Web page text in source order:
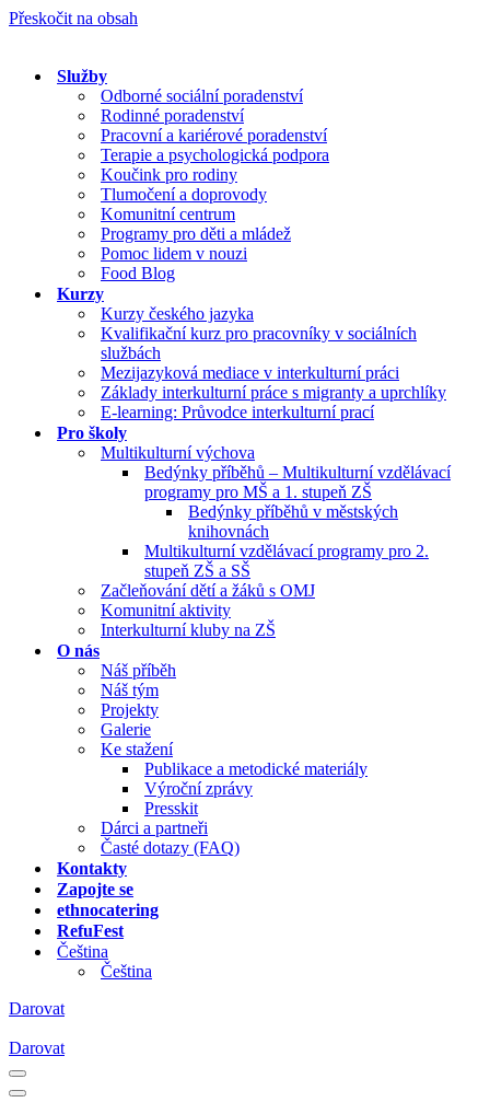
Přeskočit na obsah
Služby
Odborné sociální poradenství
Rodinné poradenství
Pracovní a kariérové poradenství
Terapie a psychologická podpora
Koučink pro rodiny
Tlumočení a doprovody
Komunitní centrum
Programy pro děti a mládež
Pomoc lidem v nouzi
Food Blog
Kurzy
Kurzy českého jazyka
Kvalifikační kurz pro pracovníky v sociálních
službách
Mezijazyková mediace v interkulturní práci
Základy interkulturní práce s migranty a uprchlíky
E-learning: Průvodce interkulturní prací
Pro školy
Multikulturní výchova
Bedýnky příběhů – Multikulturní vzdělávací
programy pro MŠ a 1. stupeň ZŠ
Bedýnky příběhů v městských
knihovnách
Multikulturní vzdělávací programy pro 2.
stupeň ZŠ a SŠ
Začleňování dětí a žáků s OMJ
Komunitní aktivity
Interkulturní kluby na ZŠ
O nás
Náš příběh
Náš tým
Projekty
Galerie
Ke stažení
Publikace a metodické materiály
Výroční zprávy
Presskit
Dárci a partneři
Časté dotazy (FAQ)
Kontakty
Zapojte se
ethnocatering
RefuFest
Čeština
Čeština
Darovat
Darovat
Navigační
menu
Navigační